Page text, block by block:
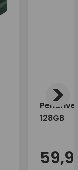
Pendrive
128GB
>